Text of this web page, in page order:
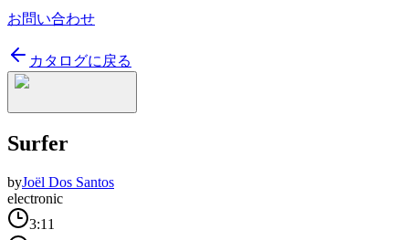
お問い合わせ
カタログに戻る
Surfer
byJoël Dos Santos
electronic
3:11